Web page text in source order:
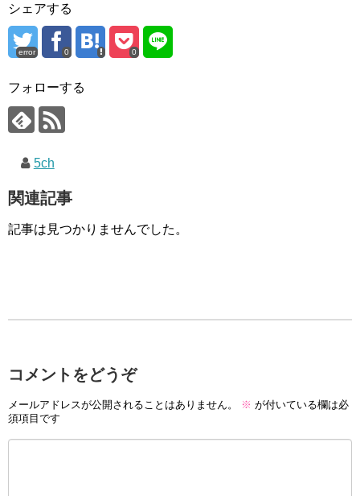
シェアする
error 0 0
フォローする
5ch
関連記事
記事は見つかりませんでした。
コメントをどうぞ
メールアドレスが公開されることはありません。 ※ が付いている欄は必
須項目です